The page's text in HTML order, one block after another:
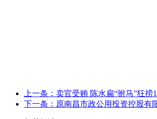
上一条：卖官受贿 陈水扁“驸马”狂捞
下一条：原南昌市政公用投资控股有